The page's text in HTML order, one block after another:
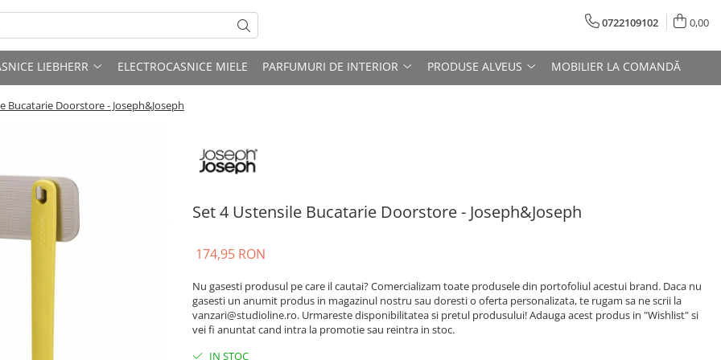
0722109102 0,00
LIEBHERR ELECTROCASNICE MIELE PARFUMURI DE INTERIOR PRODUSE ALVEUS MOBILIER LA COMANDĂ
Bucatarie Doorstore - Joseph&Joseph
Set 4 Ustensile Bucatarie Doorstore - Joseph&Joseph
174,95 RON
Nu gasesti produsul pe care il cautai? Comercializam toate produsele din portofoliul acestui brand. Daca nu
gasesti un anumit produs in magazinul nostru sau doresti o oferta personalizata, te rugam sa ne scrii la
vanzari@studioline.ro. Urmareste disponibilitatea si pretul produsului! Adauga acest produs in "Wishlist" si
vei fi anuntat cand intra la promotie sau reintra in stoc.
IN STOC